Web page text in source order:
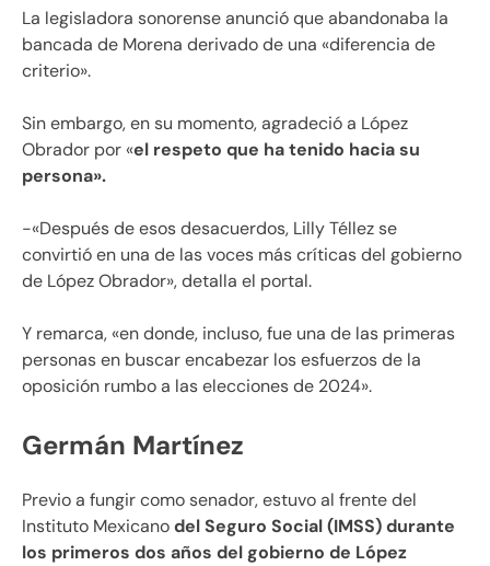
La legisladora sonorense anunció que abandonaba la
bancada de Morena derivado de una «diferencia de
criterio».
Sin embargo, en su momento, agradeció a López
Obrador por «el respeto que ha tenido hacia su
persona».
-«Después de esos desacuerdos, Lilly Téllez se
convirtió en una de las voces más críticas del gobierno
de López Obrador», detalla el portal.
Y remarca, «en donde, incluso, fue una de las primeras
personas en buscar encabezar los esfuerzos de la
oposición rumbo a las elecciones de 2024».
Germán Martínez
Previo a fungir como senador, estuvo al frente del
Instituto Mexicanodel Seguro Social (IMSS) durante
los primeros dos años del gobierno de López